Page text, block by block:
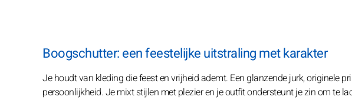
Boogschutter: een feestelijke uitstraling met karakter
Je houdt van kleding die feest en vrijheid ademt. Een glanzende jurk, originele
persoonlijkheid. Je mixt stijlen met plezier en je outfit ondersteunt je zin om te